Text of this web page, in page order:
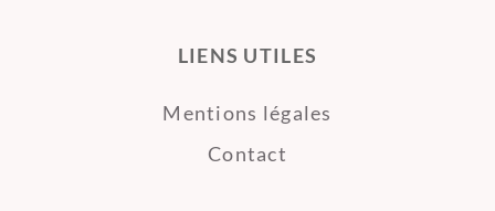
LIENS UTILES
Mentions légales
Contact